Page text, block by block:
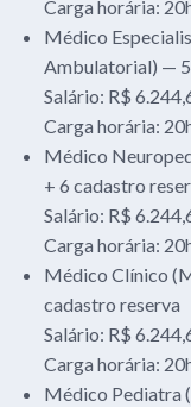
Carga horária:
Médico
Ambulatorial) — 5
Salário: R$
Carga horária:
Médico
+ 6 cadastro
Salário: R$
Carga horária:
Médico Clínico
cadastro reserva
Salário: R$
Carga horária:
Médico Pediatra